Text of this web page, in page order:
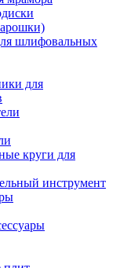
шлифовальных
для
круги для
инструмент